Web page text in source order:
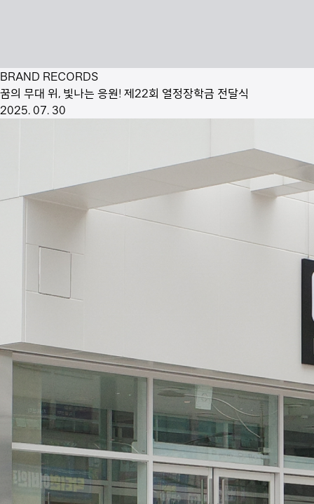
BRAND RECORDS
꿈의 무대 위, 빛나는 응원! 제22회 열정장학금 전달식
2025. 07. 30